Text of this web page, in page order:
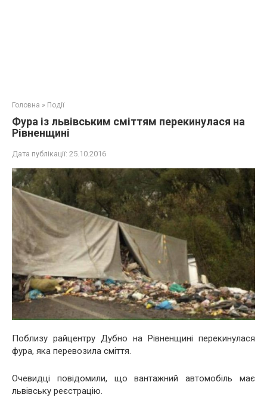
Головна » Події
Фура із львівським сміттям перекинулася на
Рівненщині
Дата публікації: 25.10.2016
Поблизу райцентру Дубно на Рівненщині перекинулася
фура, яка перевозила сміття.
Очевидці повідомили, що вантажний автомобіль має
львівську реєстрацію.